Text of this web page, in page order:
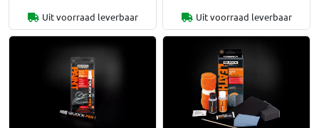
Uit voorraad leverbaar Uit voorraad leverbaar